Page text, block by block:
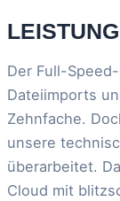
LEISTUNG
Der Full-
Dateiimports
Zehnfache.
unsere
überarbeitet.
Cloud mit